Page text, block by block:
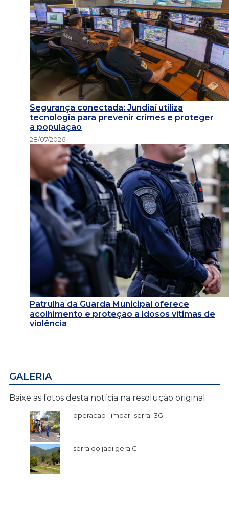
Segurança conectada: Jundiaí utiliza
tecnologia para prevenir crimes e proteger
a população
28/07/2026
Patrulha da Guarda Municipal oferece
acolhimento e proteção a idosos vítimas de
violência
GALERIA
Baixe as fotos desta notícia na resolução original
operacao_limpar_serra_3G
serra do japi geralG